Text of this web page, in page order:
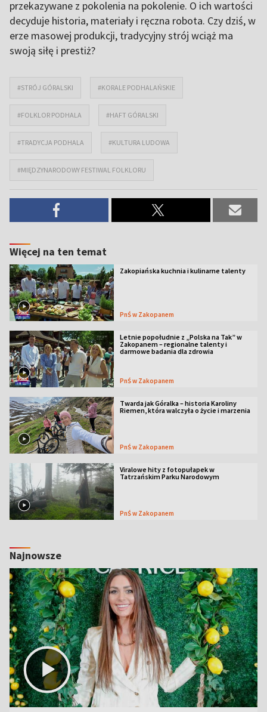
przekazywane z pokolenia na pokolenie. O ich wartości
decyduje historia, materiały i ręczna robota. Czy dziś, w
erze masowej produkcji, tradycyjny strój wciąż ma
swoją siłę i prestiż?
#STRÓJ GÓRALSKI #KORALE PODHALAŃSKIE
#FOLKLOR PODHALA #HAFT GÓRALSKI
#TRADYCJA PODHALA #KULTURA LUDOWA
#MIĘDZYNARODOWY FESTIWAL FOLKLORU
Więcej na ten temat
Zakopiańska kuchnia i kulinarne talenty
PnŚ w Zakopanem
Letnie popołudnie z „Polska na Tak” w
Zakopanem – regionalne talenty i
darmowe badania dla zdrowia
PnŚ w Zakopanem
Twarda jak Góralka – historia Karoliny
Riemen, która walczyła o życie i marzenia
PnŚ w Zakopanem
Viralowe hity z fotopułapek w
Tatrzańskim Parku Narodowym
PnŚ w Zakopanem
Najnowsze